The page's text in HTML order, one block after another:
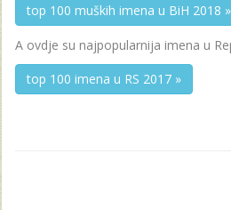
top 100 muških imena u BiH 2018 »
A ovdje su najpopularnija imena u
top 100 imena u RS 2017 »